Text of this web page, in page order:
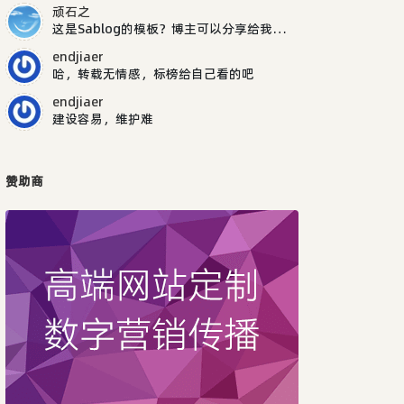
顽石之
这是Sablog的模板？博主可以分享给我吗，谢谢
endjiaer
哈，转载无情感，标榜给自己看的吧
endjiaer
建设容易，维护难
赞助商